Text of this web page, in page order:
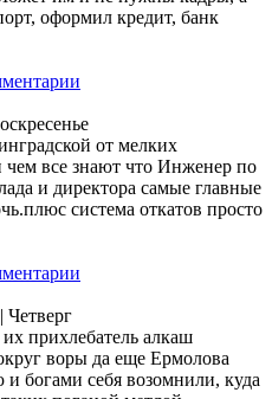
оформил кредит, банк
от мелких
чем все знают что Инженер по
и директора самые главные
система откатов просто
Четверг
прихлебатель алкаш
воры да еще Ермолова
богами себя возомнили, куда